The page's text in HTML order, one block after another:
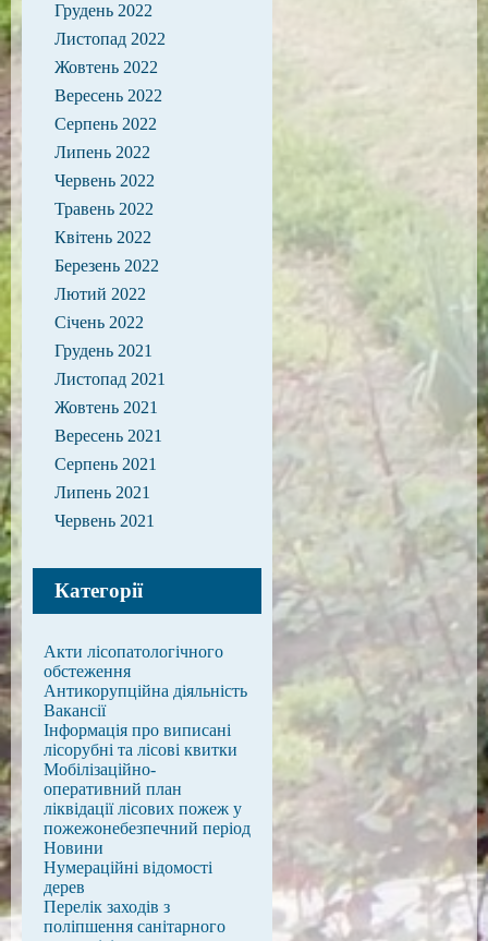
Грудень 2022
Листопад 2022
Жовтень 2022
Вересень 2022
Серпень 2022
Липень 2022
Червень 2022
Травень 2022
Квітень 2022
Березень 2022
Лютий 2022
Січень 2022
Грудень 2021
Листопад 2021
Жовтень 2021
Вересень 2021
Серпень 2021
Липень 2021
Червень 2021
Категорії
Акти лісопатологічного
обстеження
Антикорупційна діяльність
Вакансії
Інформація про виписані
лісорубні та лісові квитки
Мобілізаційно-
оперативний план
ліквідації лісових пожеж у
пожежонебезпечний період
Новини
Нумераційні відомості
дерев
Перелік заходів з
поліпшення санітарного